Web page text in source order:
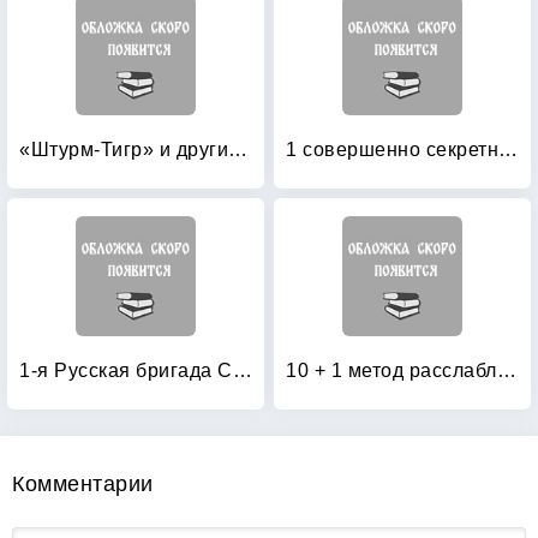
«Штурм-Тигр» и другие штурмовые танки (+ модель) 1 совершенно секретная таблетка от страха
1-я Русская бригада СС «Дружина» 10 + 1 метод расслабления
Комментарии